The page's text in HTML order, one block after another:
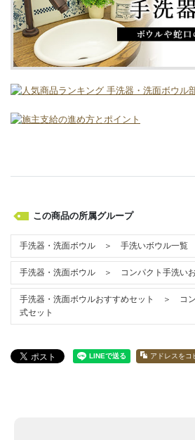
この商品の所属グループ
手洗器・洗面ボウル ＞ 手洗いボウル一覧
手洗器・洗面ボウル ＞ コンパクト手洗いお
手洗器・洗面ボウルおすすめセット ＞ コ
式セット
アドレスをコ